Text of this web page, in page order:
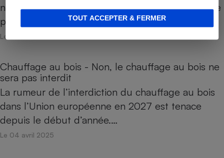
TOUT ACCEPTER & FERMER
nécessité de réduire notre empreinte carbone, de
plus en plus de foyers…
Le 07 mai 2025
Chauffage au bois - Non, le chauffage au bois ne
sera pas interdit
La rumeur de l’interdiction du chauffage au bois
dans l’Union européenne en 2027 est tenace
depuis le début d’année.…
Le 04 avril 2025